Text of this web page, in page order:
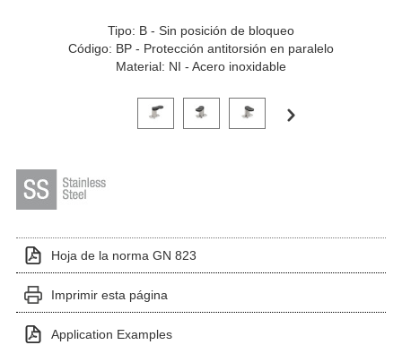
Tipo: B - Sin posición de bloqueo
Código: BP - Protección antitorsión en paralelo
Material: NI - Acero inoxidable
Haga clic en una imagen de variante para verla
Hoja de la norma GN 823
Imprimir esta página
Application Examples